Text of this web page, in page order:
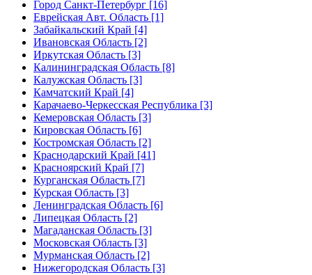
Город Санкт-Петербург [16]
Еврейская Авт. Область [1]
Забайкальский Край [4]
Ивановская Область [2]
Иркутская Область [3]
Калининградская Область [8]
Калужская Область [3]
Камчатский Край [4]
Карачаево-Черкесская Республика [3]
Кемеровская Область [3]
Кировская Область [6]
Костромская Область [2]
Краснодарский Край [41]
Красноярский Край [7]
Курганская Область [7]
Курская Область [3]
Ленинградская Область [6]
Липецкая Область [2]
Магаданская Область [3]
Московская Область [3]
Мурманская Область [2]
Нижегородская Область [3]